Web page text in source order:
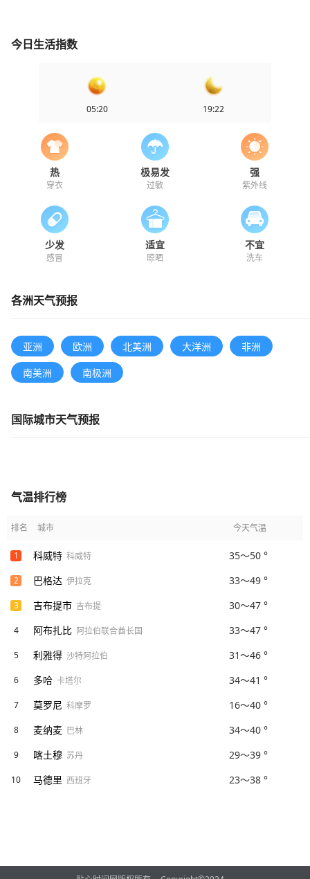
今日生活指数
05:20 19:22
热
穿衣
极易发
过敏
强
紫外线
少发
感冒
适宜
晾晒
不宜
洗车
各洲天气预报
亚洲 欧洲 北美洲 大洋洲
非洲
南美洲
南极洲
国际城市天气预报
气温排行榜
排名 城市 今天气温
1 科威特 科威特 35～50 °
2 巴格达 伊拉克 33～49 °
3 吉布提市 吉布提 30～47 °
4 阿布扎比 阿拉伯联合酋长国 33～47 °
5 利雅得 沙特阿拉伯 31～46 °
6 多哈 卡塔尔 34～41 °
7 莫罗尼 科摩罗 16～40 °
8 麦纳麦 巴林 34～40 °
9 喀土穆 苏丹 29～39 °
10 马德里 西班牙 23～38 °